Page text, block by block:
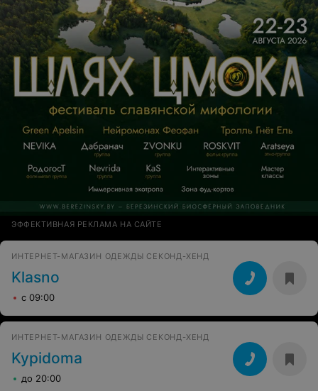
ЭФФЕКТИВНАЯ РЕКЛАМА НА САЙТЕ
ИНТЕРНЕТ-МАГАЗИН ОДЕЖДЫ СЕКОНД-ХЕНД
Klasno
с 09:00
ИНТЕРНЕТ-МАГАЗИН ОДЕЖДЫ СЕКОНД-ХЕНД
Kypidoma
до 20:00